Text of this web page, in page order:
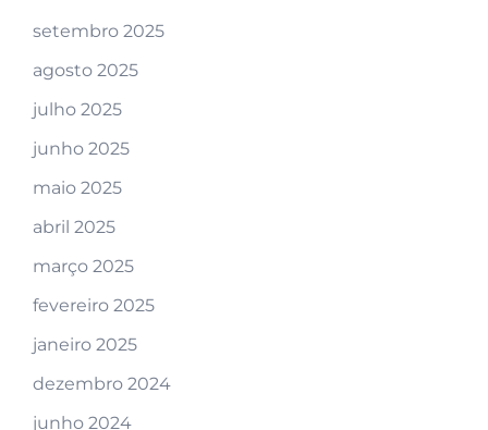
setembro 2025
agosto 2025
julho 2025
junho 2025
maio 2025
abril 2025
março 2025
fevereiro 2025
janeiro 2025
dezembro 2024
junho 2024